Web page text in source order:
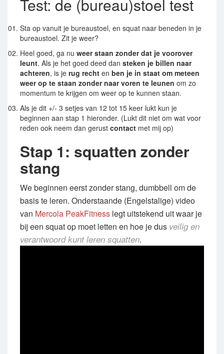
Test: de (bureau)stoel test
Sta op vanuit je bureaustoel, en squat naar beneden in je
bureaustoel. Zit je weer?
Heel goed, ga nu weer staan zonder dat je voorover
leunt. Als je het goed deed dan steken je billen naar
achteren, is je rug recht en ben je in staat om meteen
weer op te staan zonder naar voren te leunen om zo
momentum te krijgen om weer op te kunnen staan.
Als je dit +/- 3 setjes van 12 tot 15 keer lukt kun je
beginnen aan stap 1 hieronder. (Lukt dit niet om wat voor
reden ook neem dan gerust contact met mij op)
Stap 1: squatten zonder
stang
We beginnen eerst zonder stang, dumbbell om de
basis te leren. Onderstaande (Engelstalige) video
van Mercola PeakFitness legt uitstekend uit waar je
bij een squat op moet letten en hoe je dus veilig en
verantwoord kunt leren squatten.